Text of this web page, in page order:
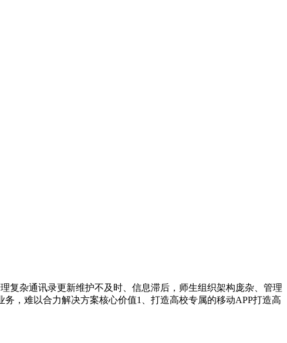
复杂通讯录更新维护不及时、信息滞后，师生组织架构庞杂、管理
，难以合力解决方案核心价值1、打造高校专属的移动APP打造高